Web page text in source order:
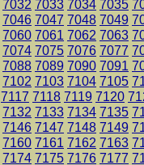
7032 7033 7034 7035
7046 7047 7048 7049
7060 7061 7062 7063
7074 7075 7076 7077
7088 7089 7090 7091
7102 7103 7104 7105
7117 7118 7119 7120
7132 7133 7134 7135
7146 7147 7148 7149
7160 7161 7162 7163
7174 7175 7176 7177